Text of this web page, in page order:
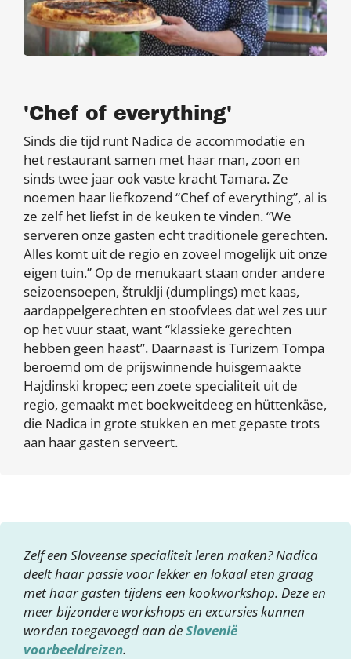
'Chef of everything'
Sinds die tijd runt Nadica de accommodatie en
het restaurant samen met haar man, zoon en
sinds twee jaar ook vaste kracht Tamara. Ze
noemen haar liefkozend “Chef of everything”, al is
ze zelf het liefst in de keuken te vinden. “We
serveren onze gasten echt traditionele gerechten.
Alles komt uit de regio en zoveel mogelijk uit onze
eigen tuin.” Op de menukaart staan onder andere
seizoensoepen, štruklji (dumplings) met kaas,
aardappelgerechten en stoofvlees dat wel zes uur
op het vuur staat, want “klassieke gerechten
hebben geen haast”. Daarnaast is Turizem Tompa
beroemd om de prijswinnende huisgemaakte
Hajdinski kropec; een zoete specialiteit uit de
regio, gemaakt met boekweitdeeg en hüttenkäse,
die Nadica in grote stukken en met gepaste trots
aan haar gasten serveert.
Zelf een Sloveense specialiteit leren maken? Nadica
deelt haar passie voor lekker en lokaal eten graag
met haar gasten tijdens een kookworkshop. Deze en
meer bijzondere workshops en excursies kunnen
worden toegevoegd aan deSlovenië
voorbeeldreizen.